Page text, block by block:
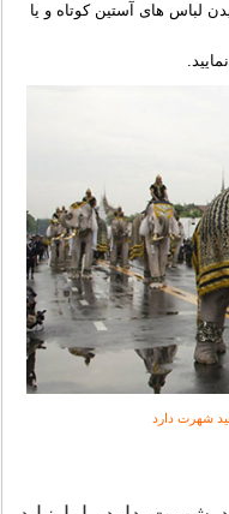
های آستین کوتاه و یا
دارد